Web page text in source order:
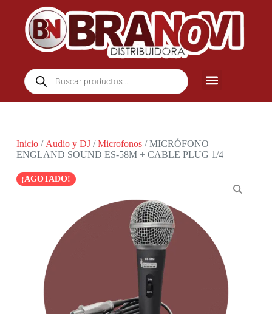
Inicio/ Audio y DJ/Microfonos/ MICRÓFONO
ENGLAND SOUND ES-58M + CABLE PLUG 1/4
¡AGOTADO!